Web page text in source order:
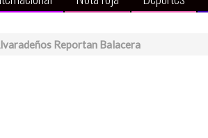
Reportan Balacera